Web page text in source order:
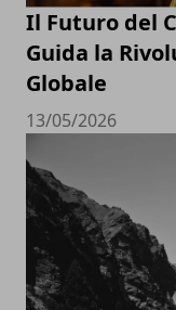
Il Futuro del
Guida la
Globale
13/05/2026